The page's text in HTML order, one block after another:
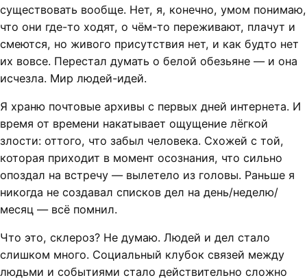
существовать вообще. Нет, я, конечно, умом понимаю,
что они где-то ходят, о чём-то переживают, плачут и
смеются, но живого присутствия нет, и как будто нет
их вовсе. Перестал думать о белой обезьяне — и она
исчезла. Мир людей-идей.
Я храню почтовые архивы с первых дней интернета. И
время от времени накатывает ощущение лёгкой
злости: оттого, что забыл человека. Схожей с той,
которая приходит в момент осознания, что сильно
опоздал на встречу — вылетело из головы. Раньше я
никогда не создавал списков дел на день/неделю/
месяц — всё помнил.
Что это, склероз? Не думаю. Людей и дел стало
слишком много. Социальный клубок связей между
людьми и событиями стало действительно сложно